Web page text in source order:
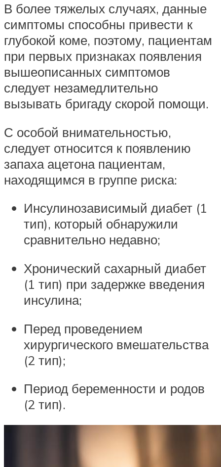
В более тяжелых случаях, данные
симптомы способны привести к
глубокой коме, поэтому, пациентам
при первых признаках появления
вышеописанных симптомов
следует незамедлительно
вызывать бригаду скорой помощи.
С особой внимательностью,
следует относится к появлению
запаха ацетона пациентам,
находящимся в группе риска:
Инсулинозависимый диабет (1
тип), который обнаружили
сравнительно недавно;
Хронический сахарный диабет
(1 тип) при задержке введения
инсулина;
Перед проведением
хирургического вмешательства
(2 тип);
Период беременности и родов
(2 тип).